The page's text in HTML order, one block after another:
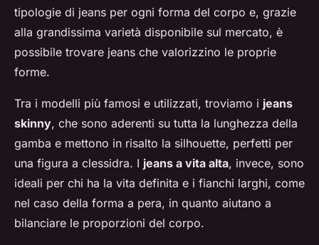
tipologie di jeans per ogni forma del corpo e, grazie
alla grandissima varietà disponibile sul mercato, è
possibile trovare jeans che valorizzino le proprie
forme.
Tra i modelli più famosi e utilizzati, troviamo i jeans
skinny, che sono aderenti su tutta la lunghezza della
gamba e mettono in risalto la silhouette, perfetti per
una figura a clessidra. I jeans a vita alta, invece, sono
ideali per chi ha la vita definita e i fianchi larghi, come
nel caso della forma a pera, in quanto aiutano a
bilanciare le proporzioni del corpo.